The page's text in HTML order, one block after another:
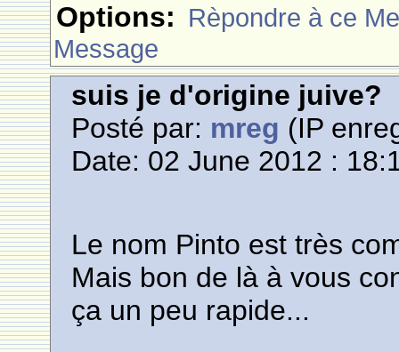
Options: Rèpondre à ce
Message
suis je d'origine juive?
Posté par: mreg (IP
Date: 02 June 2012 :
Le nom Pinto est très
Mais bon de là à vous
ça un peu rapide...